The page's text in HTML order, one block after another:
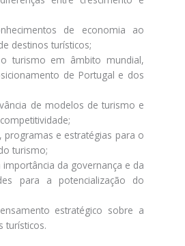
de economia ao
destinos turísticos;
turismo em âmbito mundial,
de Portugal e dos
de modelos de turismo e
programas e estratégias para o
turismo;
da governança e da
para a potencialização do
estratégico sobre a
turísticos.